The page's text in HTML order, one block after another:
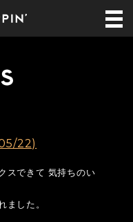
22)
スできて 気持ちのい
ました。